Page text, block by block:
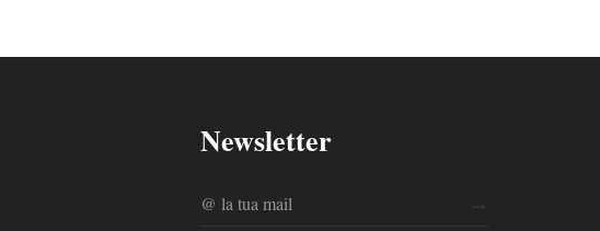
Newsletter